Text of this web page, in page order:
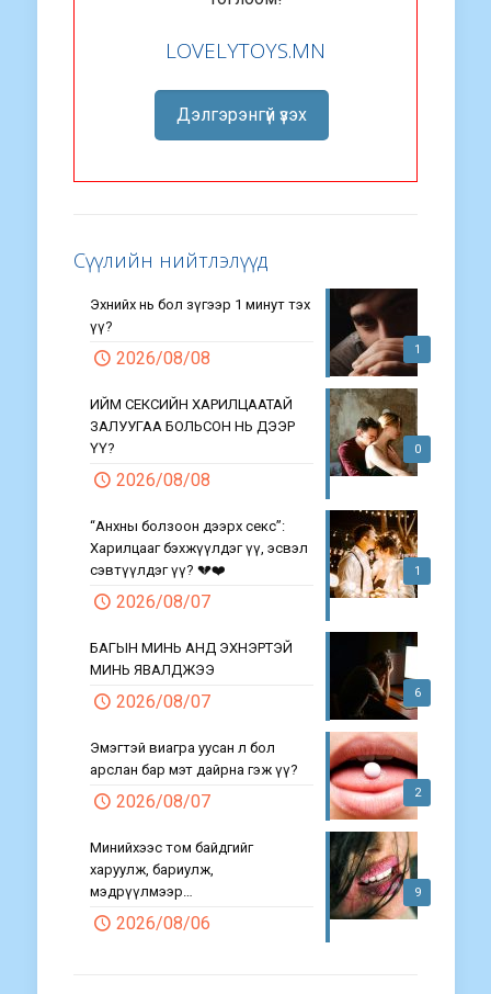
LOVELYTOYS.MN
Дэлгэрэнгүй үзэх
Сүүлийн нийтлэлүүд
1
Эхнийх нь бол зүгээр 1 минут тэх
үү?
2026/08/08
0
ИЙМ СЕКСИЙН ХАРИЛЦААТАЙ
ЗАЛУУГАА БОЛЬСОН НЬ ДЭЭР
ҮҮ?
2026/08/08
1
“Анхны болзоон дээрх секс”:
Харилцааг бэхжүүлдэг үү, эсвэл
сэвтүүлдэг үү? 💔❤️
2026/08/07
6
БАГЫН МИНЬ АНД ЭХНЭРТЭЙ
МИНЬ ЯВАЛДЖЭЭ
2026/08/07
2
Эмэгтэй виагра уусан л бол
арслан бар мэт дайрна гэж үү?
2026/08/07
9
Минийхээс том байдгийг
харуулж, бариулж,
мэдрүүлмээр…
2026/08/06